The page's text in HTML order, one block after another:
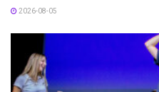
2026-08-05